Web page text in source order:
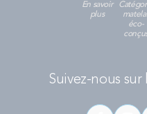
En savoir
plus
éco-
Suivez-nous sur